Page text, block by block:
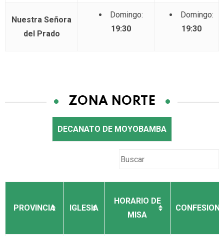
Nuestra Señora
del Prado
Domingo:
19:30
Domingo:
19:30
ZONA NORTE
DECANATO DE MOYOBAMBA
PROVINCIA IGLESIA
HORARIO DE
MISA